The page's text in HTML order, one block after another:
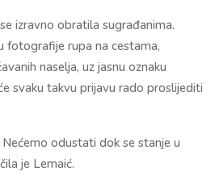
izravno obratila sugrađanima.
fotografije rupa na cestama,
naselja, uz jasnu oznaku
svaku takvu prijavu rado proslijediti
odustati dok se stanje u
je Lemaić.